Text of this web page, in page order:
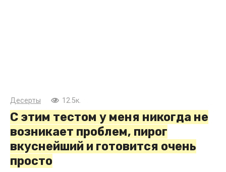
Десерты 12.5к.
С этим тестом у меня никогда не
возникает проблем, пирог
вкуснейший и готовится очень
просто